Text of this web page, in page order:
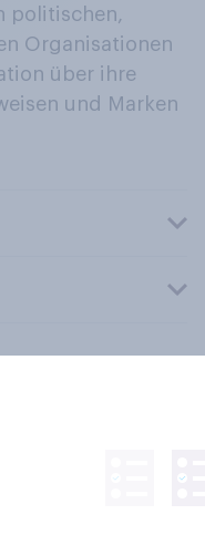
politischen,
Organisationen
über ihre
und Marken
vorbehalten.